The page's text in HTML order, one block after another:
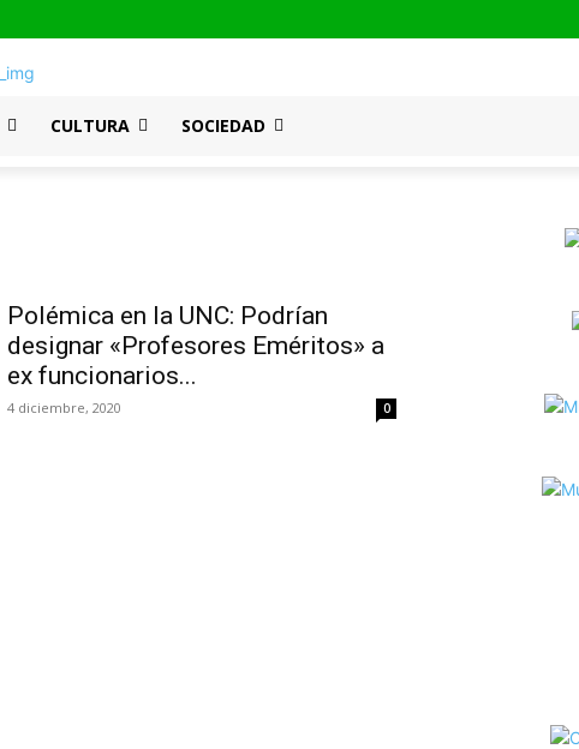
CULTURA SOCIEDAD
Polémica en la UNC: Podrían
designar «Profesores Eméritos» a
ex funcionarios...
4 diciembre, 2020 0